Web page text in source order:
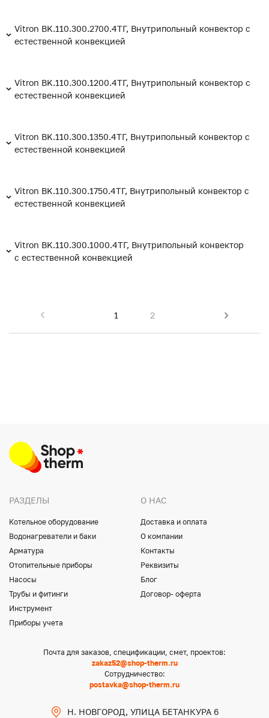
Vitron BK.110.300.2700.4ТГ, Внутрипольный конвектор с
естественной конвекцией
Vitron BK.110.300.1200.4ТГ, Внутрипольный конвектор с
естественной конвекцией
Vitron BK.110.300.1350.4ТГ, Внутрипольный конвектор с
естественной конвекцией
Vitron BK.110.300.1750.4ТГ, Внутрипольный конвектор с
естественной конвекцией
Vitron BK.110.300.1000.4ТГ, Внутрипольный конвектор
с естественной конвекцией
1 2
РАЗДЕЛЫ
Котельное оборудование
Водонагреватели и баки
Арматура
Отопительные приборы
Насосы
Трубы и фитинги
Инструмент
Приборы учета
О НАС
Доставка и оплата
О компании
Контакты
Реквизиты
Блог
Договор- оферта
Почта для заказов, спецификации, смет, проектов:
zakaz52@shop-therm.ru
Сотрудничество:
postavka@shop-therm.ru
Н. НОВГОРОД, УЛИЦА БЕТАНКУРА 6